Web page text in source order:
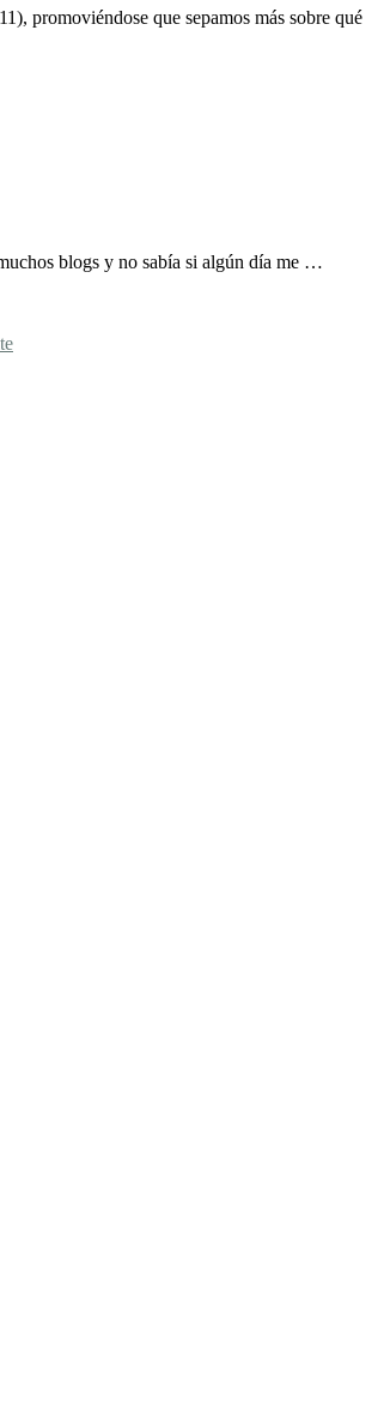
promoviéndose que sepamos más sobre qué
blogs y no sabía si algún día me …